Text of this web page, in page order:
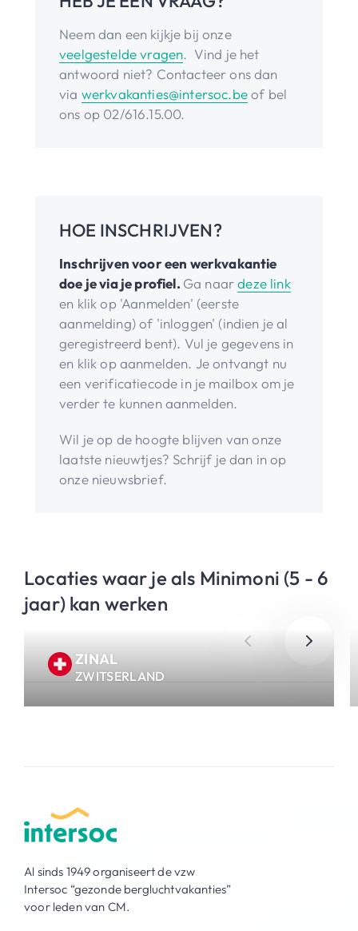
Neem dan een kijkje bij onze
veelgestelde vragen. Vind je het
antwoord niet? Contacteer ons dan
via werkvakanties@intersoc.beof bel
ons op 02/616.15.00.
HOE INSCHRIJVEN?
Inschrijven voor een werkvakantie
doe je via je profiel. Ga naardeze link
en klik op 'Aanmelden' (eerste
aanmelding) of 'inloggen' (indien je al
geregistreerd bent). Vul je gegevens in
en klik op aanmelden. Je ontvangt nu
een verificatiecode in je mailbox om je
verder te kunnen aanmelden.
Wil je op de hoogte blijven van onze
laatste nieuwtjes? Schrijf je dan in op
onze nieuwsbrief.
Locaties waar je als Minimoni (5 - 6
jaar) kan werken
ZINAL
ZWITSERLAND
Al sinds 1949 organiseert de vzw
Intersoc “gezonde bergluchtvakanties”
voor leden van CM.